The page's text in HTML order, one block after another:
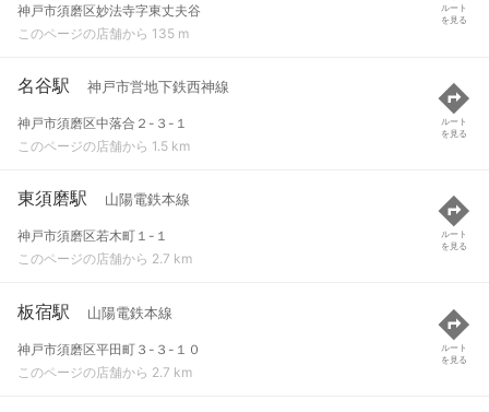
神戸市須磨区妙法寺字東丈夫谷
このページの店舗から 135 m
ルート
を見る
名谷駅 神戸市営地下鉄西神線
神戸市須磨区中落合２-３-１
このページの店舗から 1.5 km
ルート
を見る
東須磨駅 山陽電鉄本線
神戸市須磨区若木町１-１
このページの店舗から 2.7 km
ルート
を見る
板宿駅 山陽電鉄本線
神戸市須磨区平田町３-３-１０
このページの店舗から 2.7 km
ルート
を見る